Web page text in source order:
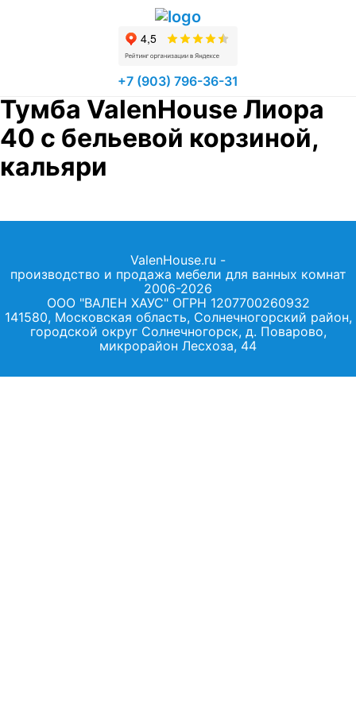
+7 (903) 796-36-31
Тумба ValenHouse Лиора
40 с бельевой корзиной,
кальяри
ValenHouse.ru -
производство и продажа мебели для ванных комнат
2006-2026
ООО "ВАЛЕН ХАУС" ОГРН 1207700260932
141580, Московская область, Солнечногорский район,
городской округ Солнечногорск, д. Поварово,
микрорайон Лесхоза, 44